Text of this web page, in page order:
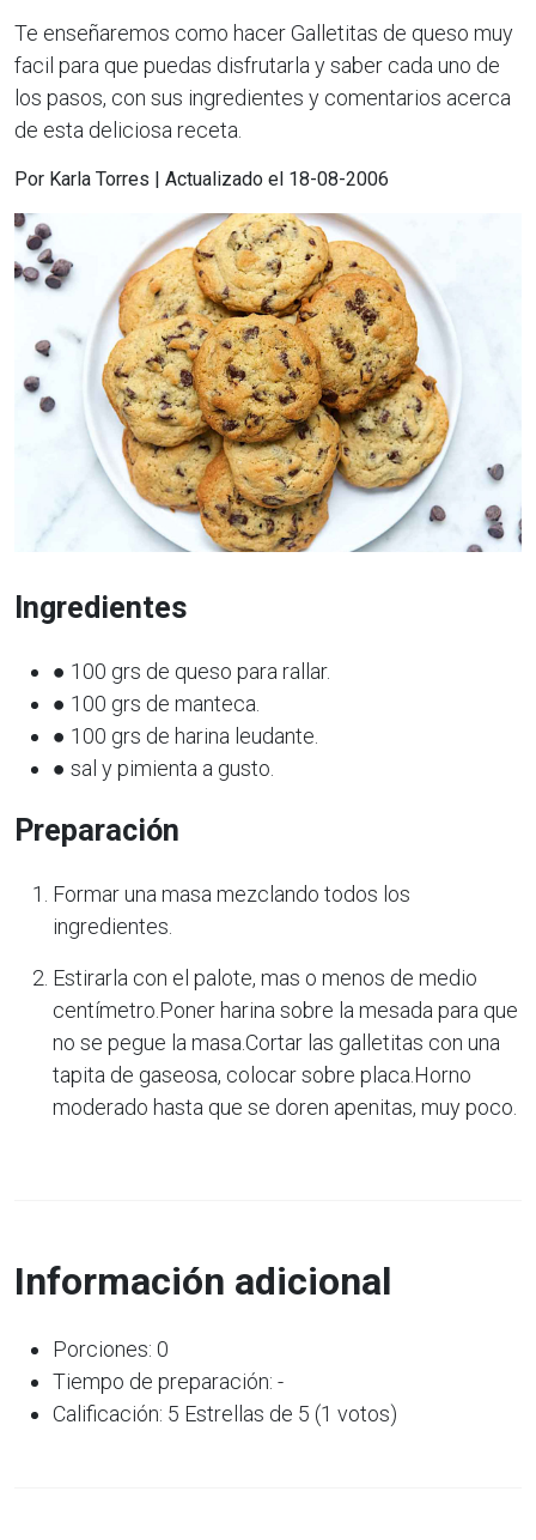
Te enseñaremos como hacer Galletitas de queso muy
facil para que puedas disfrutarla y saber cada uno de
los pasos, con sus ingredientes y comentarios acerca
de esta deliciosa receta.
Por Karla Torres | Actualizado el 18-08-2006
Ingredientes
● 100 grs de queso para rallar.
● 100 grs de manteca.
● 100 grs de harina leudante.
● sal y pimienta a gusto.
Preparación
Formar una masa mezclando todos los
ingredientes.
Estirarla con el palote, mas o menos de medio
centímetro.Poner harina sobre la mesada para que
no se pegue la masa.Cortar las galletitas con una
tapita de gaseosa, colocar sobre placa.Horno
moderado hasta que se doren apenitas, muy poco.
Información adicional
Porciones: 0
Tiempo de preparación: -
Calificación: 5 Estrellas de 5 (1 votos)